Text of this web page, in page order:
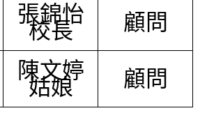
張錦怡
校長 顧問
陳文婷
姑娘 顧問